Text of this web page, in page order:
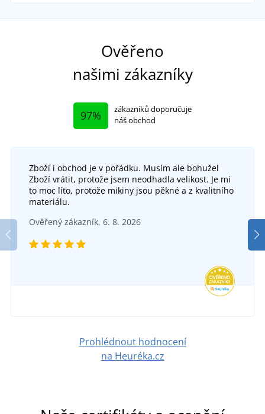
Pracovní sandály TRON S1PS ESD 4WIDE
DO 5 DNŮ
Ověřeno
našimi zákazníky
97%
zákazníků doporučuje
náš obchod
Zboží i obchod je v pořádku. Musím ale bohužel
Zboží vrátit, protože jsem neodhadla velikost. Je mi
to moc líto, protože mikiny jsou pěkné a z kvalitního
materiálu.
Ověřený zákazník, 6. 8. 2026
Prohlédnout hodnocení
na Heuréka.cz